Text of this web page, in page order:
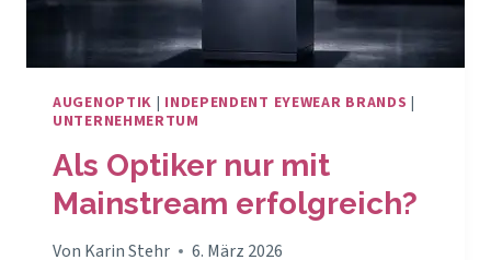
AUGENOPTIK | INDEPENDENT EYEWEAR BRANDS |
UNTERNEHMERTUM
Als Optiker nur mit
Mainstream erfolgreich?
Von Karin Stehr 6. März 2026